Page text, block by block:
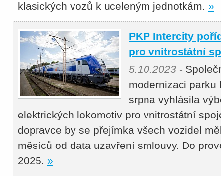
klasických vozů k uceleným jednotkám. »
PKP Intercity
pro vnitrostátní
5.10.2023 -
modernizaci parku
srpna vyhlásila
elektrických lokomotiv pro vnitrostátní
dopravce by se přejímka všech vozidel
měsíců od data uzavření smlouvy. Do
2025. »